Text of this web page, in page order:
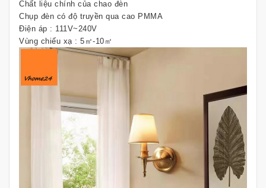
Chất liệu chính của chao đèn
Chụp đèn có độ truyền qua cao PMMA
Điện áp : 111V~240V
Vùng chiếu xạ : 5㎡-10㎡